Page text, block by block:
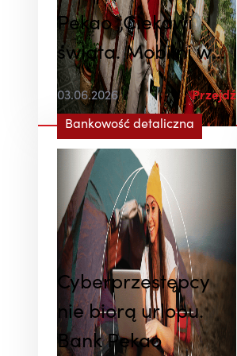
Pekao „Ciekawi
świata. Mobilni w
życiu” z Robertem
Lewandowskim. W
tle atrakcyjna
promocja dla
podróżujących
03.06.2026 Przejdź
Bankowość detaliczna
Cyberprzestępcy
nie biorą urlopu.
Bank Pekao